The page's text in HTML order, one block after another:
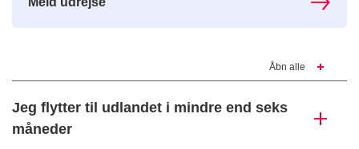
Åbn alle
Jeg flytter til udlandet i mindre end seks
måneder